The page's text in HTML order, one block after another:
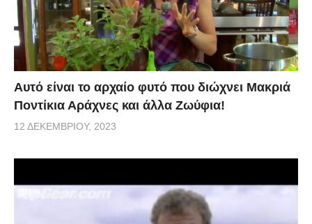
Αυτό είναι το αρχαίο φυτό που διώχνει Μακριά
Ποντίκια Αράχνες και άλλα Ζωύφια!
12 ΔΕΚΕΜΒΡΊΟΥ, 2023